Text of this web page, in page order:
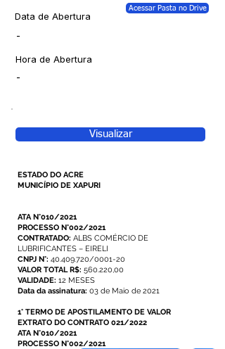
Data de Abertura
Acessar Pasta no Drive
-
Hora de Abertura
-
Visualizar
ESTADO DO ACRE
MUNICÍPIO DE XAPURI
ATA N°010/2021
PROCESSO N°002/2021
CONTRATADO: ALBS COMÉRCIO DE
LUBRIFICANTES – EIRELI
CNPJ N°: 40.409.720/0001-20
VALOR TOTAL R$: 560.220,00
VALIDADE: 12 MESES
Data da assinatura: 03 de Maio de 2021
1° TERMO DE APOSTILAMENTO DE VALOR
EXTRATO DO CONTRATO 021/2022
ATA N°010/2021
PROCESSO N°002/2021